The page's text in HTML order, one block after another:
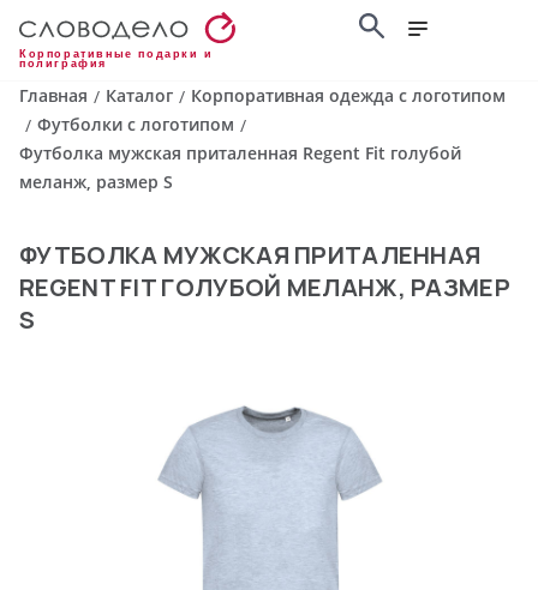
Корпоративные подарки и
полиграфия
Главная / Каталог / Корпоративная одежда с логотипом
/ Футболки с логотипом /
Футболка мужская приталенная Regent Fit голубой
меланж, размер S
ФУТБОЛКА МУЖСКАЯ ПРИТАЛЕННАЯ
REGENT FIT ГОЛУБОЙ МЕЛАНЖ, РАЗМЕР
S